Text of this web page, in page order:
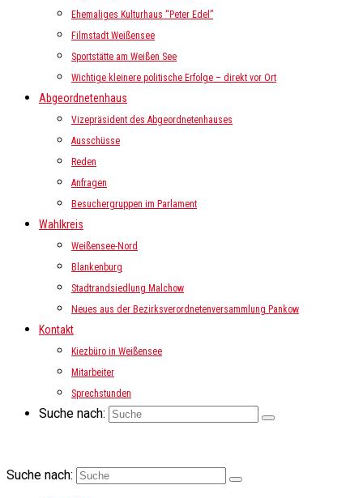
Ehemaliges Kulturhaus “Peter Edel”
Filmstadt Weißensee
Sportstätte am Weißen See
Wichtige kleinere politische Erfolge – direkt vor Ort
Abgeordnetenhaus
Vizepräsident des Abgeordnetenhauses
Ausschüsse
Reden
Anfragen
Besuchergruppen im Parlament
Wahlkreis
Weißensee-Nord
Blankenburg
Stadtrandsiedlung Malchow
Neues aus der Bezirksverordnetenversammlung Pankow
Kontakt
Kiezbüro in Weißensee
Mitarbeiter
Sprechstunden
Suche nach:
Suche nach: